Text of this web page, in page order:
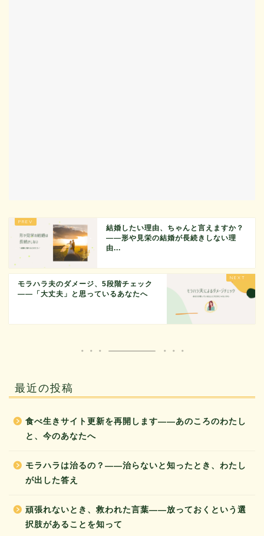
結婚したい理由、ちゃんと言えますか？
——形や見栄の結婚が長続きしない理
由...
モラハラ夫のダメージ、5段階チェック
——「大丈夫」と思っているあなたへ
最近の投稿
食べ生きサイト更新を再開します——あのころのわたし
と、今のあなたへ
モラハラは治るの？——治らないと知ったとき、わたし
が出した答え
頑張れないとき、救われた言葉——放っておくという選
択肢があることを知って